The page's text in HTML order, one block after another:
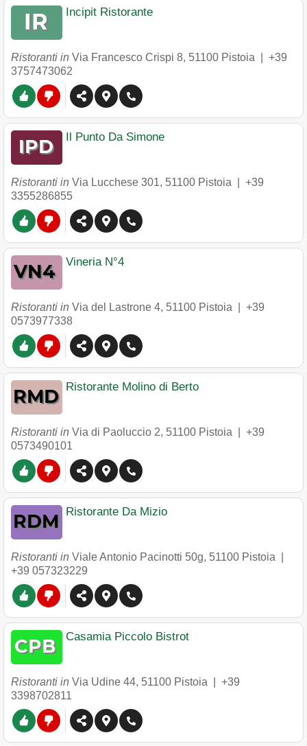
Incipit Ristorante
Ristoranti in Via Francesco Crispi 8, 51100 Pistoia
+39
3757473062
Il Punto Da Simone
Ristoranti in Via Lucchese 301, 51100 Pistoia
+39
3355286855
Vineria N°4
Ristoranti in Via del Lastrone 4, 51100 Pistoia
+39
0573977338
Ristorante Molino di Berto
Ristoranti in Via di Paoluccio 2, 51100 Pistoia
+39
0573490101
Ristorante Da Mizio
Ristoranti in Viale Antonio Pacinotti 50g, 51100 Pistoia
+39 057323229
Casamia Piccolo Bistrot
Ristoranti in Via Udine 44, 51100 Pistoia
+39
3398702811